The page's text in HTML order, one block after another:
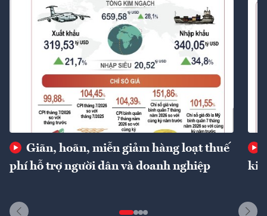
Giãn, hoãn, miễn giảm hàng loạt thuế
phí hỗ trợ người dân và doanh nghiệp